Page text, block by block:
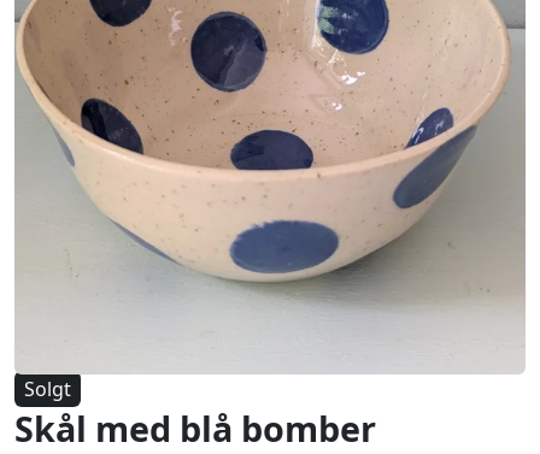
Solgt
Skål med blå bomber